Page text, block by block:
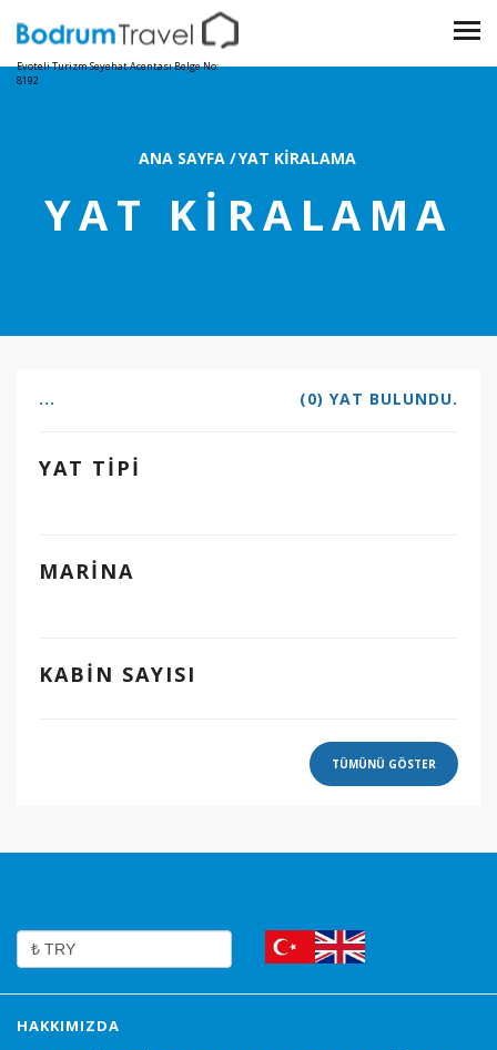
Evoteli Turizm Seyehat Acentası Belge No:
8192
ANA SAYFA /YAT KIRALAMA
YAT KIRALAMA
(0) YAT BULUNDU.
...
YAT TIPI
MARINA
KABIN SAYISI
TÜMÜNÜ GÖSTER
HAKKIMIZDA